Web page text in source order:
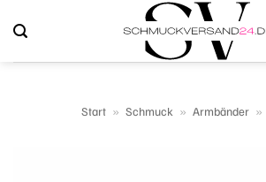
Inhalt
springen
Start » Schmuck » Armbänder »